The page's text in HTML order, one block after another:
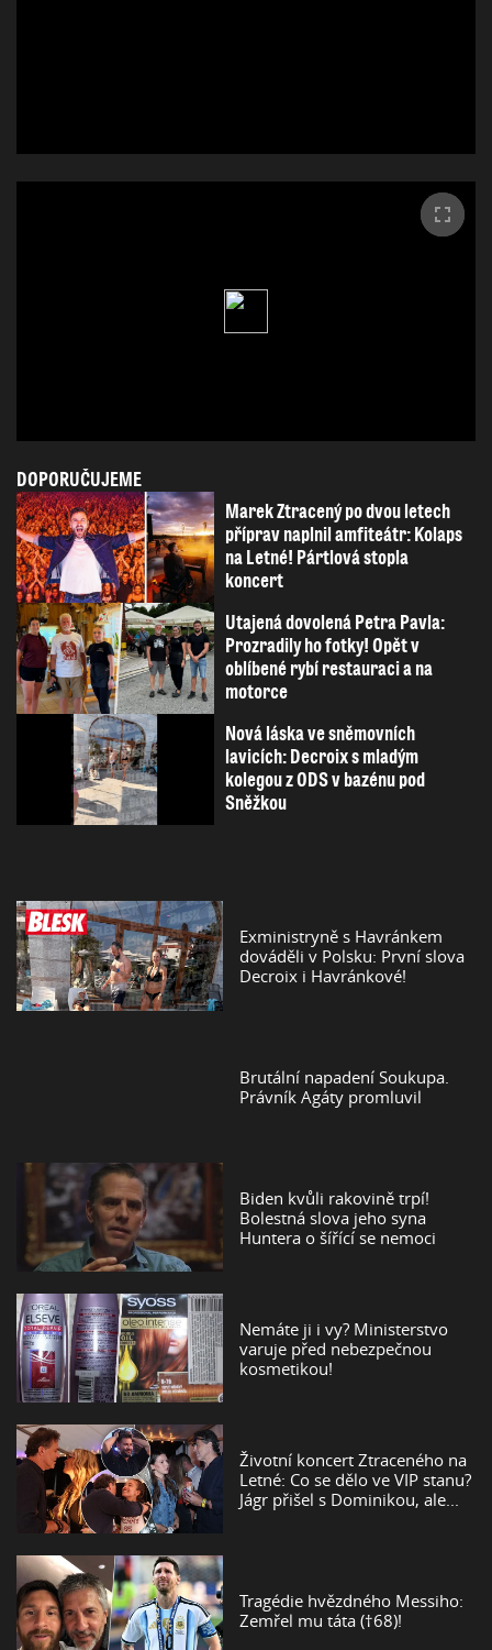
DOPORUČUJEME
Marek Ztracený po dvou letech
příprav naplnil amfiteátr: Kolaps
na Letné! Pártlová stopla
koncert
Utajená dovolená Petra Pavla:
Prozradily ho fotky! Opět v
oblíbené rybí restauraci a na
motorce
Nová láska ve sněmovních
lavicích: Decroix s mladým
kolegou z ODS v bazénu pod
Sněžkou
Exministryně s Havránkem
dováděli v Polsku: První slova
Decroix i Havránkové!
Brutální napadení Soukupa.
Právník Agáty promluvil
Biden kvůli rakovině trpí!
Bolestná slova jeho syna
Huntera o šířící se nemoci
Nemáte ji i vy? Ministerstvo
varuje před nebezpečnou
kosmetikou!
Životní koncert Ztraceného na
Letné: Co se dělo ve VIP stanu?
Jágr přišel s Dominikou, ale...
Tragédie hvězdného Messiho:
Zemřel mu táta (†68)!